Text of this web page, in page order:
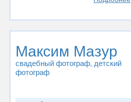
Максим Мазур
свадебный фотограф, детский
фотограф